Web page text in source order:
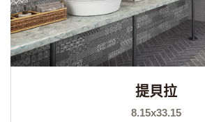
提貝拉
8.15x33.15